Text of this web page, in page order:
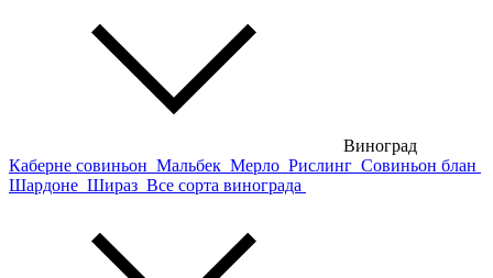
Виноград
Каберне совиньон Мальбек Мерло Рислинг Совиньон блан
Шардоне Шираз Все сорта винограда